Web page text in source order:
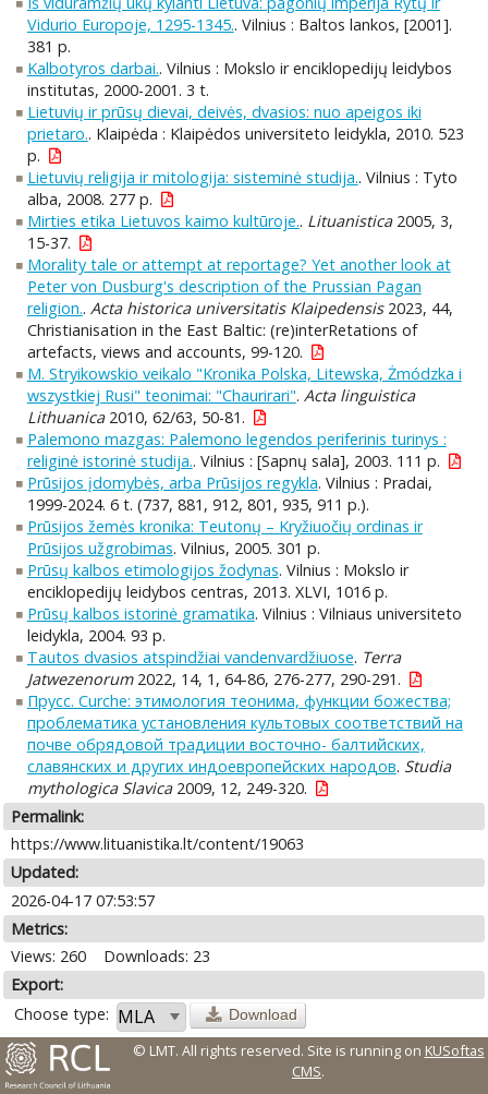
Vidurio Europoje, 1295-1345.. Vilnius : Baltos lankos, [2001].
381 p.
Kalbotyros darbai.. Vilnius : Mokslo ir enciklopedijų leidybos
institutas, 2000-2001. 3 t.
Lietuvių ir prūsų dievai, deivės, dvasios: nuo apeigos iki
prietaro.. Klaipėda : Klaipėdos universiteto leidykla, 2010. 523
p.
Lietuvių religija ir mitologija: sisteminė studija.. Vilnius : Tyto
alba, 2008. 277 p.
Mirties etika Lietuvos kaimo kultūroje.. Lituanistica2005, 3,
15-37.
Morality tale or attempt at reportage? Yet another look at
Peter von Dusburg's description of the Prussian Pagan
religion.. Acta historica universitatis Klaipedensis2023, 44,
Christianisation in the East Baltic: (re)interRetations of
artefacts, views and accounts, 99-120.
M. Stryikowskio veikalo "Kronika Polska, Litewska, Żmódzka i
wszystkiej Rusi" teonimai: "Chaurirari". Acta linguistica
Lithuanica2010, 62/63, 50-81.
Palemono mazgas: Palemono legendos periferinis turinys :
religinė istorinė studija.. Vilnius : [Sapnų sala], 2003. 111 p.
Prūsijos įdomybės, arba Prūsijos regykla. Vilnius : Pradai,
1999-2024. 6 t. (737, 881, 912, 801, 935, 911 p.).
Prūsijos žemės kronika: Teutonų – Kryžiuočių ordinas ir
Prūsijos užgrobimas. Vilnius, 2005. 301 p.
Prūsų kalbos etimologijos žodynas. Vilnius : Mokslo ir
enciklopedijų leidybos centras, 2013. XLVI, 1016 p.
Prūsų kalbos istorinė gramatika. Vilnius : Vilniaus universiteto
leidykla, 2004. 93 p.
Tautos dvasios atspindžiai vandenvardžiuose. Terra
Jatwezenorum2022, 14, 1, 64-86, 276-277, 290-291.
Прусс. Curche: этимология теонима, функции божества;
проблематика установления культовых соответствий на
почве обрядовой традиции восточно- балтийских,
славянских и других индоевропейских народов. Studia
mythologica Slavica2009, 12, 249-320.
Permalink:
https://www.lituanistika.lt/content/19063
Updated:
2026-04-17 07:53:57
Metrics:
Views: 260
Downloads: 23
Export:
Choose type:
Download
© LMT. All rights reserved. Site is running on KUSoftas
CMS.